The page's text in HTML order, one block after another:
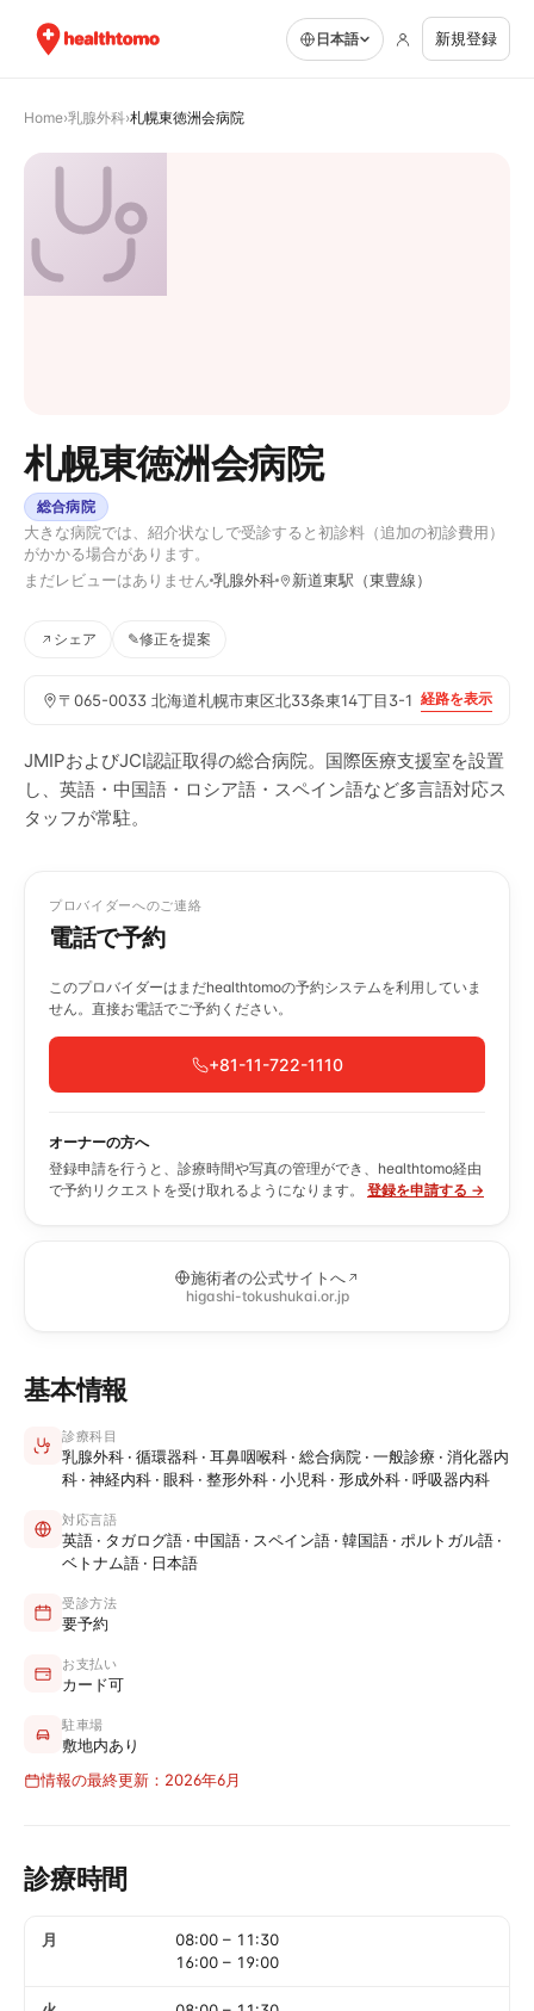
日本語 新規登録
Home›乳腺外科›札幌東徳洲会病院
札幌東徳洲会病院
総合病院
大きな病院では、紹介状なしで受診すると初診料（追加の初診費用）
がかかる場合があります。
まだレビューはありません 乳腺外科 新道東駅（東豊線）
シェア ✎修正を提案
〒065-0033 北海道札幌市東区北33条東14丁目3-1 経路を表示
JMIPおよびJCI認証取得の総合病院。国際医療支援室を設置
し、英語・中国語・ロシア語・スペイン語など多言語対応ス
タッフが常駐。
プロバイダーへのご連絡
電話で予約
このプロバイダーはまだhealthtomoの予約システムを利用していま
せん。直接お電話でご予約ください。
+81-11-722-1110
オーナーの方へ
登録申請を行うと、診療時間や写真の管理ができ、healthtomo経由
で予約リクエストを受け取れるようになります。
登録を申請する →
施術者の公式サイトへ
higashi-tokushukai.or.jp
基本情報
診療科目
乳腺外科 · 循環器科 · 耳鼻咽喉科 · 総合病院 · 一般診療 · 消化器内
科 · 神経内科 · 眼科 · 整形外科 · 小児科 · 形成外科 · 呼吸器内科
対応言語
英語 · タガログ語 · 中国語 · スペイン語 · 韓国語 · ポルトガル語 ·
ベトナム語 · 日本語
受診方法
要予約
お支払い
カード可
駐車場
敷地内あり
情報の最終更新：2026年6月
診療時間
月 08:00 – 11:30
16:00 – 19:00